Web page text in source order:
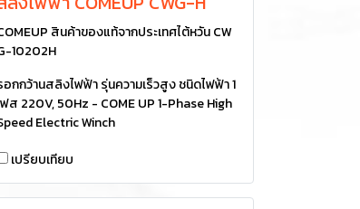
สินค้าของแท้จากประเทศไต้หวัน CW
10202H
อกกว้านสลิงไฟฟ้า รุ่นความเร็วสูง ชนิดไฟฟ้า 1
ฟส 220V, 50Hz - COME UP 1-Phase High
Electric Winch
เปรียบเทียบ